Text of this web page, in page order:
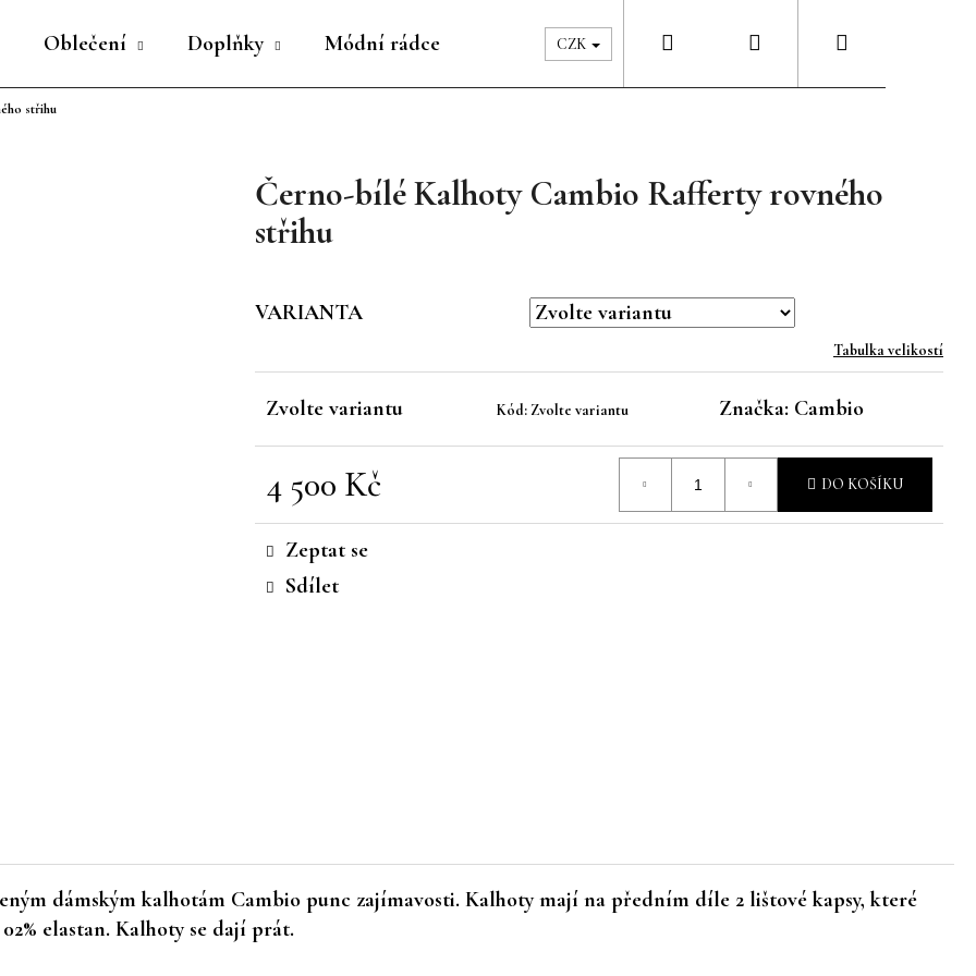
Oblečení Doplňky Módní rádce Péče & Šatník Kontakty
CZK Přihlášení
střihu
Černo-bílé Kalhoty Cambio Rafferty rovného
střihu
VARIANTA
Tabulka velikostí
Zvolte variantu Kód: Zvolte variantu Značka: Cambio
4 500 Kč
Měrná
cena:
DO KOŠÍKU
Zeptat se
Sdílet
dámským kalhotám Cambio punc zajímavosti. Kalhoty mají na předním díle 2 lištové kapsy, které
elastan. Kalhoty se dají prát.
Co potřebujete najít?
HLEDAT